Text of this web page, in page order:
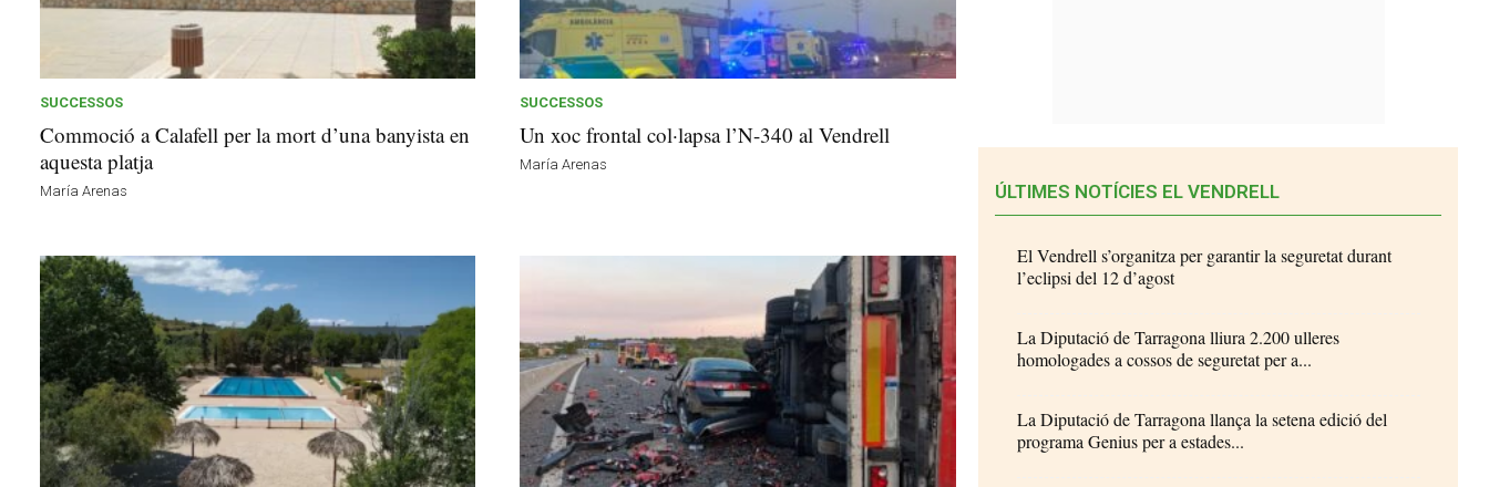
SUCCESSOS
Commoció a Calafell per la mort d’una banyista en
aquesta platja
María Arenas
SUCCESSOS
Un xoc frontal col·lapsa l’N-340 al Vendrell
María Arenas
ÚLTIMES NOTÍCIES EL VENDRELL
El Vendrell s’organitza per garantir la seguretat durant
l’eclipsi del 12 d’agost
La Diputació de Tarragona lliura 2.200 ulleres
homologades a cossos de seguretat per a...
La Diputació de Tarragona llança la setena edició del
programa Genius per a estades...